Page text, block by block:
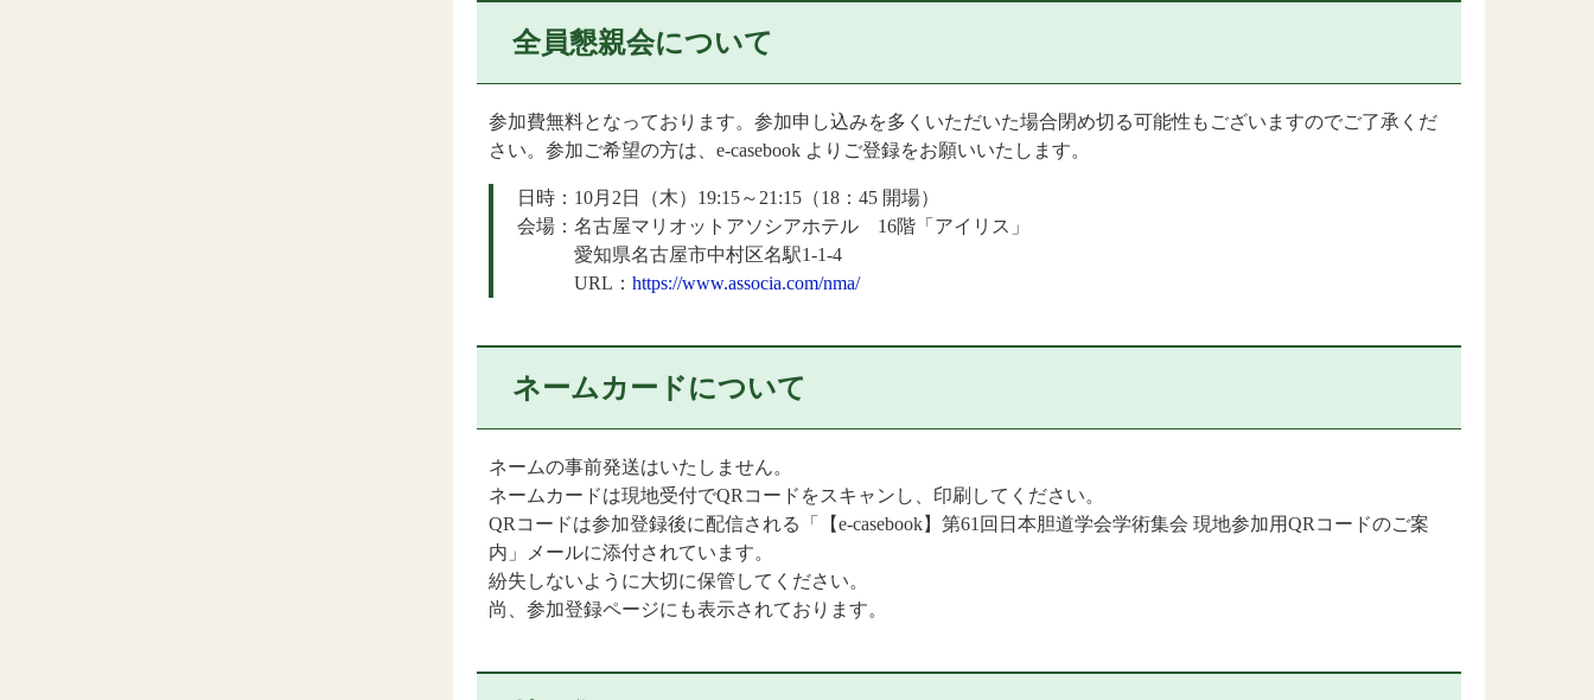
全員懇親会について
参加費無料となっております。参加申し込みを多くいただいた場合閉め切る可能性もございますのでご了承くだ
さい。参加ご希望の方は、e-casebook よりご登録をお願いいたします。
日時： 10月2日（木）19:15～21:15 （18：45 開場）
会場： 名古屋マリオットアソシアホテル 16階「アイリス」
愛知県名古屋市中村区名駅1-1-4
URL： https://www.associa.com/nma/
ネームカードについて
ネームの事前発送はいたしません。
ネームカードは現地受付でQRコードをスキャンし、印刷してください。
QRコードは参加登録後に配信される「【e-casebook】第61回日本胆道学会学術集会 現地参加用QRコードのご案
内」メールに添付されています。
紛失しないように大切に保管してください。
尚、参加登録ページにも表示されております。